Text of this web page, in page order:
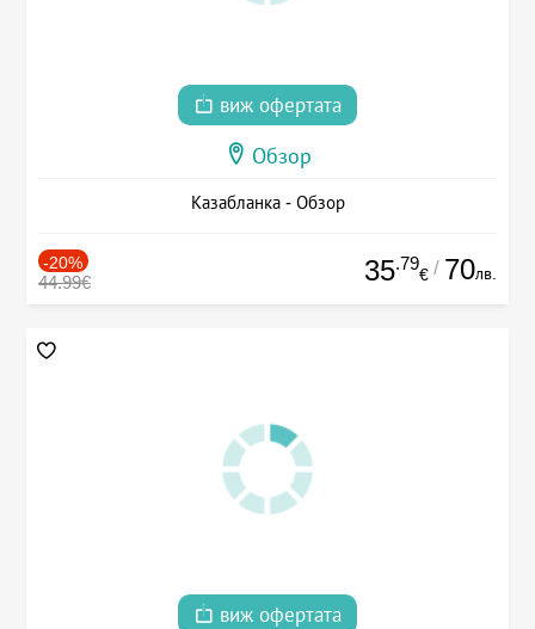
виж офертата
Обзор
Казабланка - Обзор
-20%
44.99€ 35.79
€ / 70лв.
виж офертата